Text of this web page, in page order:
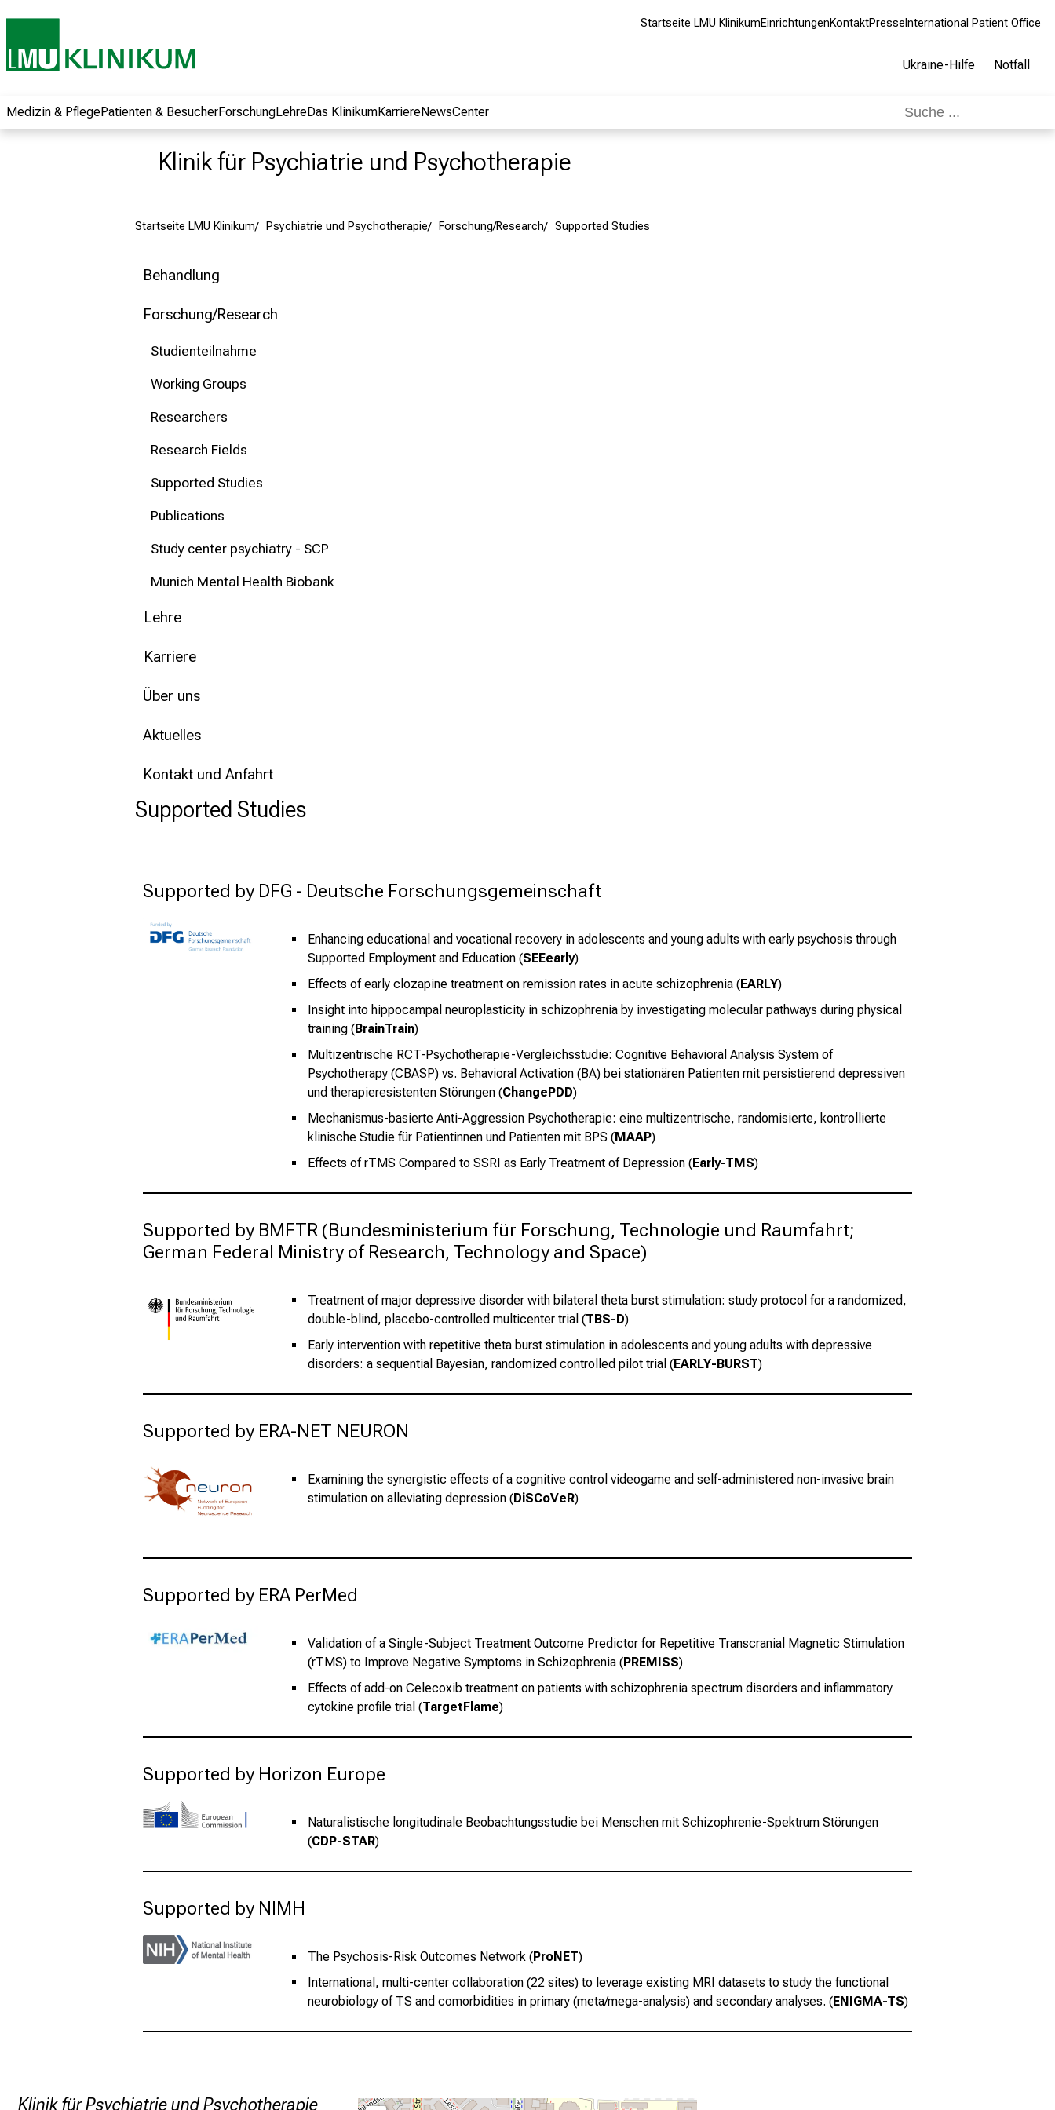
Startseite LMU KlinikumEinrichtungenKontaktPresse International Patient Office
Ukraine-Hilfe Notfall
Medizin & PflegePatienten & BesucherForschungLehreDas KlinikumKarriereNewsCenter
Klinik für Psychiatrie und Psychotherapie
Startseite LMU Klinikum Psychiatrie und Psychotherapie Forschung/Research Supported Studies
Behandlung
Forschung/Research
Studienteilnahme
Working Groups
Researchers
Research Fields
Supported Studies
Publications
Study center psychiatry - SCP
Munich Mental Health Biobank
Lehre
Karriere
Über uns
Aktuelles
Kontakt und Anfahrt
Supported Studies
Supported by DFG - Deutsche Forschungsgemeinschaft
Enhancing educational and vocational recovery in adolescents and young adults with early psychosis through
Supported Employment and Education (SEEearly)
Effects of early clozapine treatment on remission rates in acute schizophrenia (EARLY)
Insight into hippocampal neuroplasticity in schizophrenia by investigating molecular pathways during physical
training (BrainTrain)
Multizentrische RCT-Psychotherapie-Vergleichsstudie: Cognitive Behavioral Analysis System of
Psychotherapy (CBASP) vs. Behavioral Activation (BA) bei stationären Patienten mit persistierend depressiven
und therapieresistenten Störungen (ChangePDD)
Mechanismus-basierte Anti-Aggression Psychotherapie: eine multizentrische, randomisierte, kontrollierte
klinische Studie für Patientinnen und Patienten mit BPS (MAAP)
Effects of rTMS Compared to SSRI as Early Treatment of Depression (Early-TMS)
Supported by BMFTR (Bundesministerium für Forschung, Technologie und Raumfahrt;
German Federal Ministry of Research, Technology and Space)
Treatment of major depressive disorder with bilateral theta burst stimulation: study protocol for a randomized,
double-blind, placebo-controlled multicenter trial (TBS-D)
Early intervention with repetitive theta burst stimulation in adolescents and young adults with depressive
disorders: a sequential Bayesian, randomized controlled pilot trial (EARLY-BURST)
Supported by ERA-NET NEURON
Examining the synergistic effects of a cognitive control videogame and self-administered non-invasive brain
stimulation on alleviating depression (DiSCoVeR)
Supported by ERA PerMed
Validation of a Single-Subject Treatment Outcome Predictor for Repetitive Transcranial Magnetic Stimulation
(rTMS) to Improve Negative Symptoms in Schizophrenia (PREMISS)
Effects of add‑on Celecoxib treatment on patients with schizophrenia spectrum disorders and inflammatory
cytokine profile trial (TargetFlame)
Supported by Horizon Europe
Naturalistische longitudinale Beobachtungsstudie bei Menschen mit Schizophrenie-Spektrum Störungen
(CDP-STAR)
Supported by NIMH
The Psychosis-Risk Outcomes Network (ProNET)
International, multi-center collaboration (22 sites) to leverage existing MRI datasets to study the functional
neurobiology of TS and comorbidities in primary (meta/mega-analysis) and secondary analyses. (ENIGMA-TS)
Informationen zu
Jobs, Ausbildungen
Weiterbildungen.
Kommen Sie
begeistern – ganz
ohne Anmeldung.
mehr Informationen
Klinik für Psychiatrie und Psychotherapie